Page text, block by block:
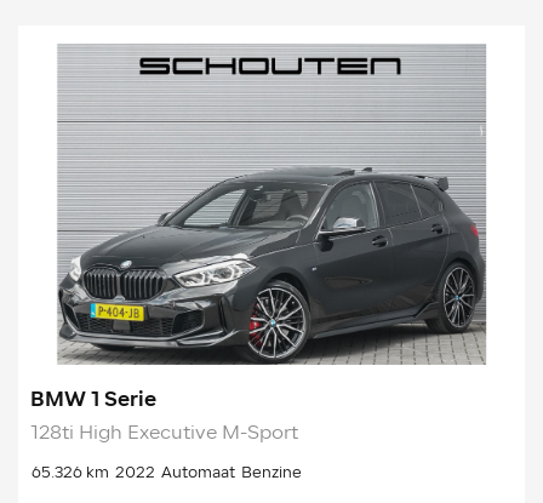
BMW 1 Serie
128ti High Executive M-Sport
65.326 km 2022 Automaat Benzine